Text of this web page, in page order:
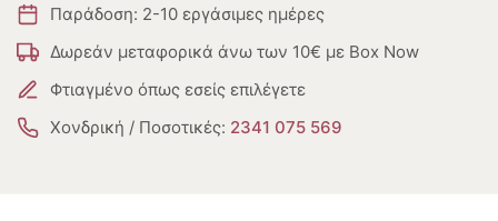
Παράδοση: 2-10 εργάσιμες ημέρες
Δωρεάν μεταφορικά άνω των 10€ με Box Now
Φτιαγμένο όπως εσείς επιλέγετε
Χονδρική / Ποσοτικές: 2341 075 569